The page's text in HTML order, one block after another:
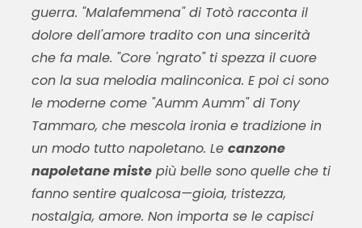
guerra. "Malafemmena" di Totò racconta il
dolore dell'amore tradito con una sincerità
che fa male. "Core 'ngrato" ti spezza il cuore
con la sua melodia malinconica. E poi ci sono
le moderne come "Aumm Aumm" di Tony
Tammaro, che mescola ironia e tradizione in
un modo tutto napoletano. Le canzone
napoletane mistepiù belle sono quelle che ti
fanno sentire qualcosa—gioia, tristezza,
nostalgia, amore. Non importa se le capisci